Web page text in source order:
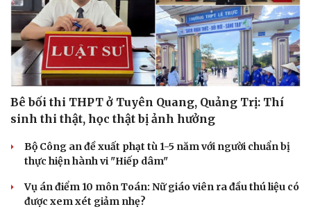
Bê bối thi THPT ở Tuyên Quang, Quảng Trị: Thí
sinh thi thật, học thật bị ảnh hưởng
Bộ Công an đề xuất phạt tù 1-5 năm với người chuẩn bị
thực hiện hành vi "Hiếp dâm"
Vụ án điểm 10 môn Toán: Nữ giáo viên ra đầu thú liệu có
được xem xét giảm nhẹ?